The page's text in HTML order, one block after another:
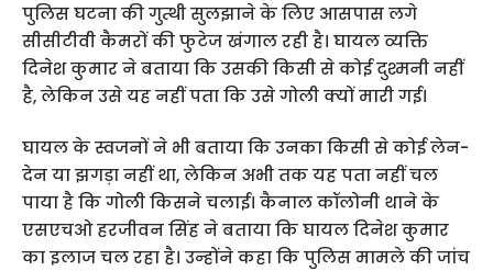
पुलिस घटना की गुत्थी सुलझाने के लिए आसपास लगे
सीसीटीवी कैमरों की फुटेज खंगाल रही है। घायल व्यक्ति
दिनेश कुमार ने बताया कि उसकी किसी से कोई दुश्मनी नहीं
है, लेकिन उसे यह नहीं पता कि उसे गोली क्यों मारी गई।
घायल के स्वजनों ने भी बताया कि उनका किसी से कोई लेन-
देन या झगड़ा नहीं था, लेकिन अभी तक यह पता नहीं चल
पाया है कि गोली किसने चलाई। कैनाल कॉलोनी थाने के
एसएचओ हरजीवन सिंह ने बताया कि घायल दिनेश कुमार
का इलाज चल रहा है। उन्होंने कहा कि पुलिस मामले की जांच